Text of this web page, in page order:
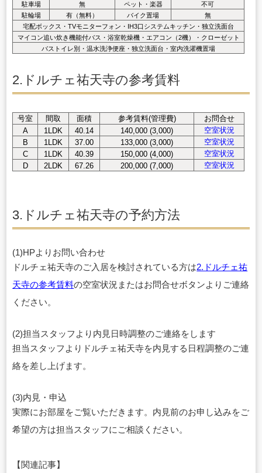
駐車場
無 ペット・楽器
不可
駐輪場
有（無料） バイク置場
無
宅配ボックス・TVモニターフォン・IH3口システムキッチン・独立洗面台
マイコン追い炊き機能付バス・浴室乾燥機・エアコン（2機）・クローゼット
バストイレ別・温水洗浄便座・独立洗面台・室内洗濯機置場
2.ドルチェ祐天寺の参考賃料
号室 間取 面積 参考賃料(管理費)
お問合せ
A
1LDK 40.14 140,000 (3,000)
空室状況
B
1LDK 37.00 133,000 (3,000)
空室状況
C
1LDK 40.39 150,000 (4,000)
空室状況
D
2LDK 67.26 200,000 (7,000) 空室状況
3.ドルチェ祐天寺の予約方法
(1)HPよりお問い合わせ
ドルチェ祐天寺のご入居を検討されている方は2.ドルチェ祐
天寺の参考賃料の空室状況またはお問合せボタンよりご連絡
ください。
(2)担当スタッフより内見日時調整のご連絡をします
担当スタッフよりドルチェ祐天寺を内見する日程調整のご連
絡を差し上げます。
(3)内見・申込
実際にお部屋をご覧いただきます。内見前のお申し込みをご
希望の方は担当スタッフにご相談ください。
【関連記事】